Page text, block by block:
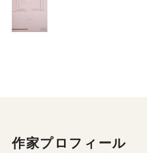
作家プロフィール